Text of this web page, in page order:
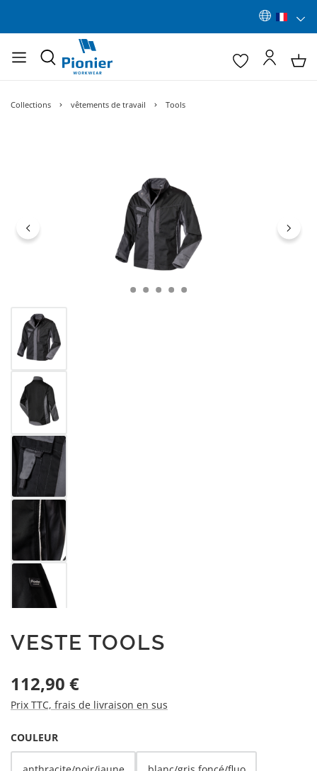
Collections vêtements de travail Tools
VESTE TOOLS
Prix régulier :
112,90 €
Prix TTC, frais de livraison en sus
SÉLECTIONNEZ
COULEUR